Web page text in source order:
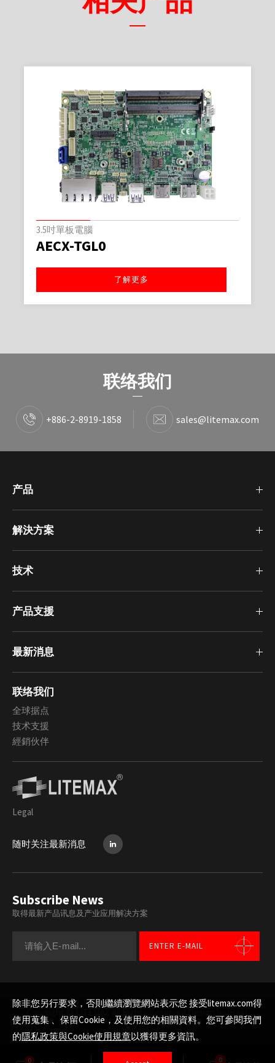
3.5吋單板電腦
AECX-TGL0
了解更多
联络我们
+886-2-8919-1858 sales@litemax.com
产品
解決方案
技术
产品支援
最新消息
联络我们
全球据点
技术支援
經銷伙伴
Legal
随时关注最新消息
Subscribe News
取得最新产品讯息及产业应用解决方案
ENTER E-MAIL
Copyright © LITEMAX All Rights Reserved.
Design by iBest
回到顶部
0 0
除非您另行要求，否則繼續瀏覽網站表示您 接受litemax.com得
使用蒐集 、保留Cookie，及使用您的相關資料。您可參閱我們
的隱私政策與Cookie使用規章以獲得更多資訊。